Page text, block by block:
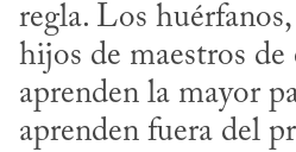
regla. Los
hijos de maestros de
aprenden la mayor
aprenden fuera del